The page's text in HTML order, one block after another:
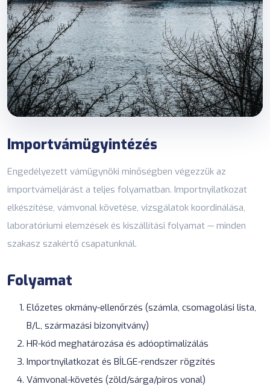
Importvámügyintézés
Engedélyezett vámügynöki minőségben végezzük az
importvámeljárást a teljes folyamatban. Importnyilatkozat
elkészítése, vámvonal követése, vizsgálatok koordinálása,
laboratóriumi elemzések és kiszállítási folyamat — minden
szakasz szakértő csapatunknál.
Folyamat
Előzetes okmány-ellenőrzés (számla, csomagolási lista,
B/L, származási bizonyítvány)
HR-kód meghatározása és adóoptimalizálás
Importnyilatkozat és BİLGE-rendszer rögzítés
Vámvonal-követés (zöld/sárga/piros vonal)